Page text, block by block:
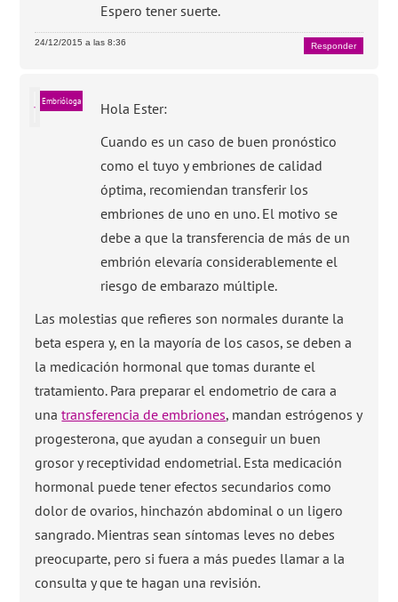
Espero tener suerte.
24/12/2015 a las 8:36 Responder
Embrióloga
Hola Ester:
Cuando es un caso de buen pronóstico
como el tuyo y embriones de calidad
óptima, recomiendan transferir los
embriones de uno en uno. El motivo se
debe a que la transferencia de más de un
embrión elevaría considerablemente el
riesgo de embarazo múltiple.
Las molestias que refieres son normales durante la
beta espera y, en la mayoría de los casos, se deben a
la medicación hormonal que tomas durante el
tratamiento. Para preparar el endometrio de cara a
unatransferencia de embriones, mandan estrógenos y
progesterona, que ayudan a conseguir un buen
grosor y receptividad endometrial. Esta medicación
hormonal puede tener efectos secundarios como
dolor de ovarios, hinchazón abdominal o un ligero
sangrado. Mientras sean síntomas leves no debes
preocuparte, pero si fuera a más puedes llamar a la
consulta y que te hagan una revisión.